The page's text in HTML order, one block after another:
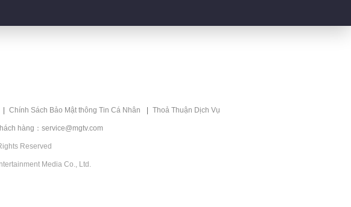
Chính Sách Bảo Mật thông Tin Cá Nhân Thoả Thuận Dịch Vụ
hàng：service@mgtv.com
Reserved
Media Co., Ltd.